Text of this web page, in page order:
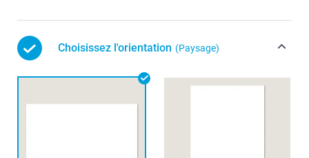
Choisissez l'orientation (Paysage)